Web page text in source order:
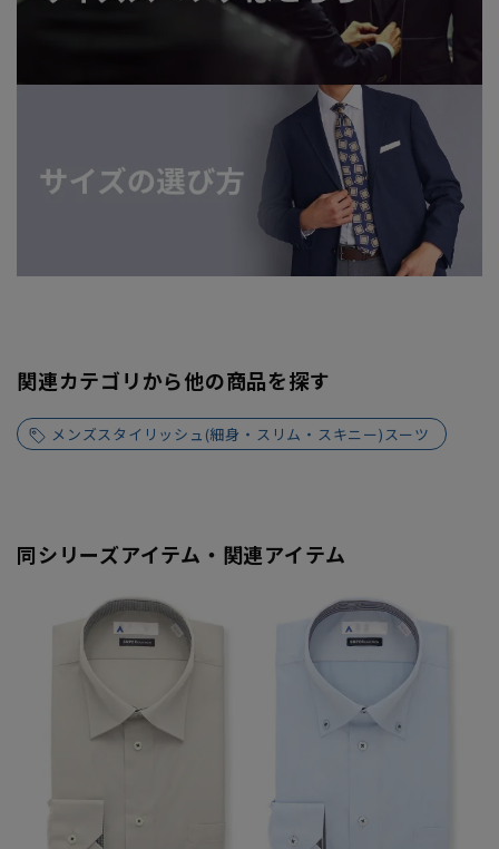
関連カテゴリから他の商品を探す
メンズスタイリッシュ(細身・スリム・スキニー)スーツ
同シリーズアイテム・関連アイテム